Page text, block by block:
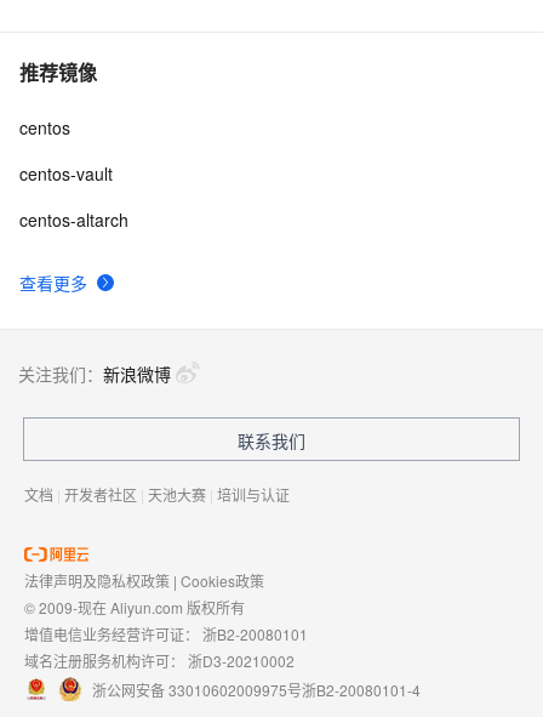
推荐镜像
查看更多
centos
centos-vault
centos-altarch
关注我们： 新浪微博
联系我们
文档 | 开发者社区 | 天池大赛 | 培训与认证
法律声明及隐私权政策 | Cookies政策
© 2009-现在 Aliyun.com 版权所有
增值电信业务经营许可证： 浙B2-20080101
域名注册服务机构许可： 浙D3-20210002
浙公网安备 33010602009975号浙B2-20080101-4